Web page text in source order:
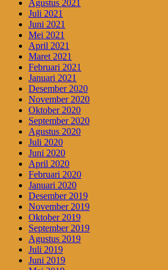
Agustus 2021
Juli 2021
Juni 2021
Mei 2021
April 2021
Maret 2021
Februari 2021
Januari 2021
Desember 2020
November 2020
Oktober 2020
September 2020
Agustus 2020
Juli 2020
Juni 2020
April 2020
Februari 2020
Januari 2020
Desember 2019
November 2019
Oktober 2019
September 2019
Agustus 2019
Juli 2019
Juni 2019